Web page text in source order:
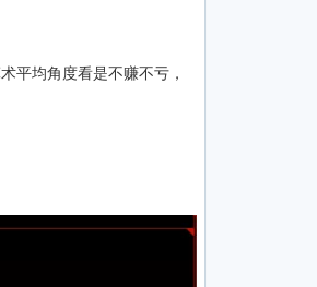
平均角度看是不赚不亏，